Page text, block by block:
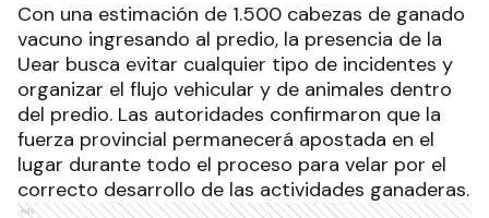
Con una estimación de 1.500 cabezas de ganado
vacuno ingresando al predio, la presencia de la
Uear busca evitar cualquier tipo de incidentes y
organizar el flujo vehicular y de animales dentro
del predio. Las autoridades confirmaron que la
fuerza provincial permanecerá apostada en el
lugar durante todo el proceso para velar por el
correcto desarrollo de las actividades ganaderas.
Ads